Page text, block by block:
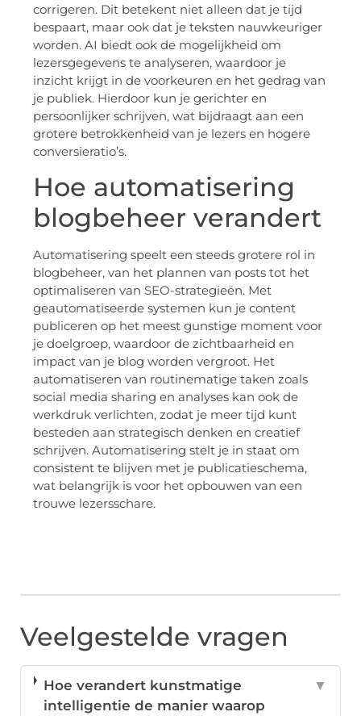
corrigeren. Dit betekent niet alleen dat je tijd
bespaart, maar ook dat je teksten nauwkeuriger
worden. AI biedt ook de mogelijkheid om
lezersgegevens te analyseren, waardoor je
inzicht krijgt in de voorkeuren en het gedrag van
je publiek. Hierdoor kun je gerichter en
persoonlijker schrijven, wat bijdraagt aan een
grotere betrokkenheid van je lezers en hogere
conversieratio’s.
Hoe automatisering
blogbeheer verandert
Automatisering speelt een steeds grotere rol in
blogbeheer, van het plannen van posts tot het
optimaliseren van SEO-strategieën. Met
geautomatiseerde systemen kun je content
publiceren op het meest gunstige moment voor
je doelgroep, waardoor de zichtbaarheid en
impact van je blog worden vergroot. Het
automatiseren van routinematige taken zoals
social media sharing en analyses kan ook de
werkdruk verlichten, zodat je meer tijd kunt
besteden aan strategisch denken en creatief
schrijven. Automatisering stelt je in staat om
consistent te blijven met je publicatieschema,
wat belangrijk is voor het opbouwen van een
trouwe lezersschare.
Veelgestelde vragen
Hoe verandert kunstmatige
intelligentie de manier waarop
▼